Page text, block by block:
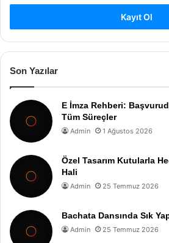
Kayıt Ol
Son Yazılar
E İmza Rehberi:
Tüm Süreçler
Admin 1 Ağustos 2026
Özel Tasarım Kutularla
Hali
Admin 25 Temmuz 2026
Bachata Dansında Sık
Admin 25 Temmuz 2026